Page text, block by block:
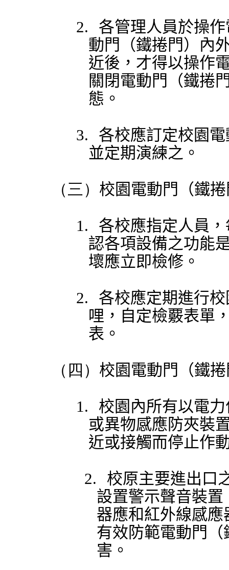
2.
各管理人員於操
動門（鐵捲門）內
近後，才得以操作
關閉電動門（鐵捲
態。
3.
各校應訂定校園
並定期演練之。
（三） 校園電動門（鐵
1.
各校應指定人員
認各項設備之功能
壞應立即檢修。
2.
各校應定期進行
哩，自定檢覈表單
表。
（四） 校園電動門（鐵
1.
校園內所有以電
或異物感應防夾裝
近或接觸而停止作
2.
校原主要進出口
設置警示聲音裝
器應和紅外線感
有效防範電動門
害。